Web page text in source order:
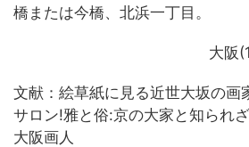
橋または今橋、北浜一丁目。
大阪
文献：絵草紙に見る近世大坂の画
サロン!雅と俗:京の大家と知られ
大阪画人